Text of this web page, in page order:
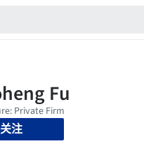
关注